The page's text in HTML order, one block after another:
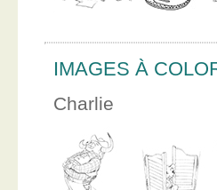
IMAGES À
Charlie